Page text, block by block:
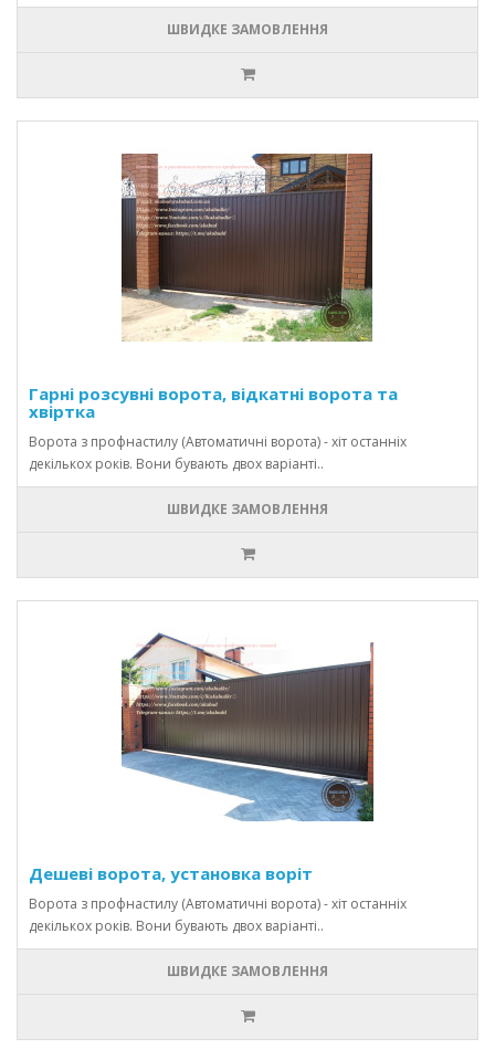
ШВИДКЕ ЗАМОВЛЕННЯ
Гарні розсувні ворота, відкатні ворота та
хвіртка
Ворота з профнастилу (Автоматичні ворота) - хіт останніх
декількох років. Вони бувають двох варіанті..
ШВИДКЕ ЗАМОВЛЕННЯ
Дешеві ворота, установка воріт
Ворота з профнастилу (Автоматичні ворота) - хіт останніх
декількох років. Вони бувають двох варіанті..
ШВИДКЕ ЗАМОВЛЕННЯ